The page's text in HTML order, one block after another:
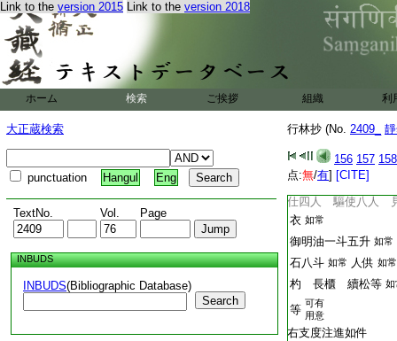
Link to the version 2015 Link to the version 2018
ホーム 検索 ご挨拶 組織 利
大正蔵検索
punctuation Hangul Eng
TextNo. Vol. Page
INBUDS
INBUDS(Bibliographic Database)
Search
行林抄 (No. 2409_
156 157 158
点:無/有] [CITE]
桶口徑一
禮版二面
五色糸 五寶 五
T2409_.76.0160c24:
T2409_.76.0160c25:
寸
蘆矢四筋
長
經二卷 三卷 經机
T2409_.76.0160c27:
兩 淨衣 白色
T2409_.76.0160c28: 伴僧八人
護摩一人。
一人。灑水
T2409_.76.0161a01: 仕四人 驅使八人
T2409_.76.0161a02:
衣 如常
T2409_.76.0161a03: 御明油一斗五升 如常
T2409_.76.0161a04: 石八斗 如常 人供 如常
T2409_.76.0161a05: 杓 長櫃 續松等 如
T2409_.76.0161a06: 等 可有
用意
T2409_.76.0161a07: 右支度注進如件